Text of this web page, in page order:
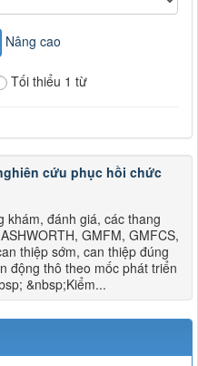
Nâng cao
Tối thiểu 1 từ
cứu phục hồi chức
khám, đánh giá, các thang
GMFM, GMFCS,
thiệp sớm, can thiệp đúng
động thô theo mốc phát triển
&nbsp;Kiểm...